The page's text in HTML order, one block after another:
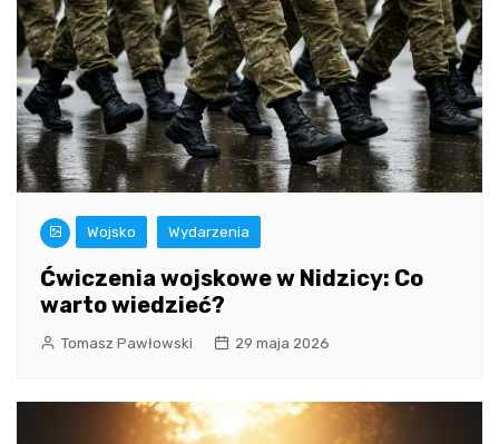
Wojsko Wydarzenia
Ćwiczenia wojskowe w Nidzicy: Co
warto wiedzieć?
Tomasz Pawłowski 29 maja 2026